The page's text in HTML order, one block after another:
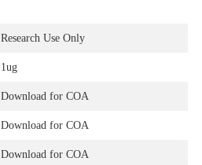
Research Use Only
1ug
Download for COA
Download for COA
Download for COA